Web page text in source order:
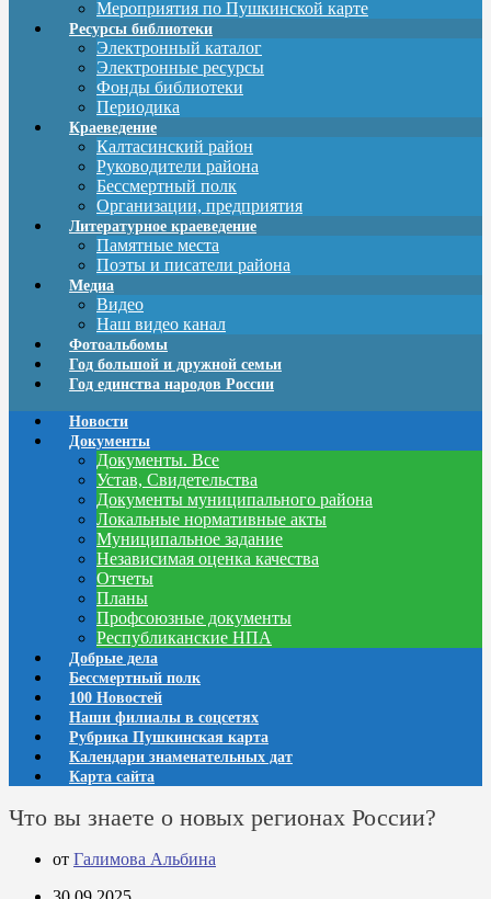
Мероприятия по Пушкинской карте
Ресурсы библиотеки
Электронный каталог
Электронные ресурсы
Фонды библиотеки
Периодика
Краеведение
Калтасинский район
Руководители района
Бессмертный полк
Организации, предприятия
Литературное краеведение
Памятные места
Поэты и писатели района
Медиа
Видео
Наш видео канал
Фотоальбомы
Год большой и дружной семьи
Год единства народов России
Новости
Документы
Документы. Все
Устав, Свидетельства
Документы муниципального района
Локальные нормативные акты
Муниципальное задание
Независимая оценка качества
Отчеты
Планы
Профсоюзные документы
Республиканские НПА
Добрые дела
Бессмертный полк
100 Новостей
Наши филиалы в соцсетях
Рубрика Пушкинская карта
Календари знаменательных дат
Карта сайта
Что вы знаете о новых регионах России?
от Галимова Альбина